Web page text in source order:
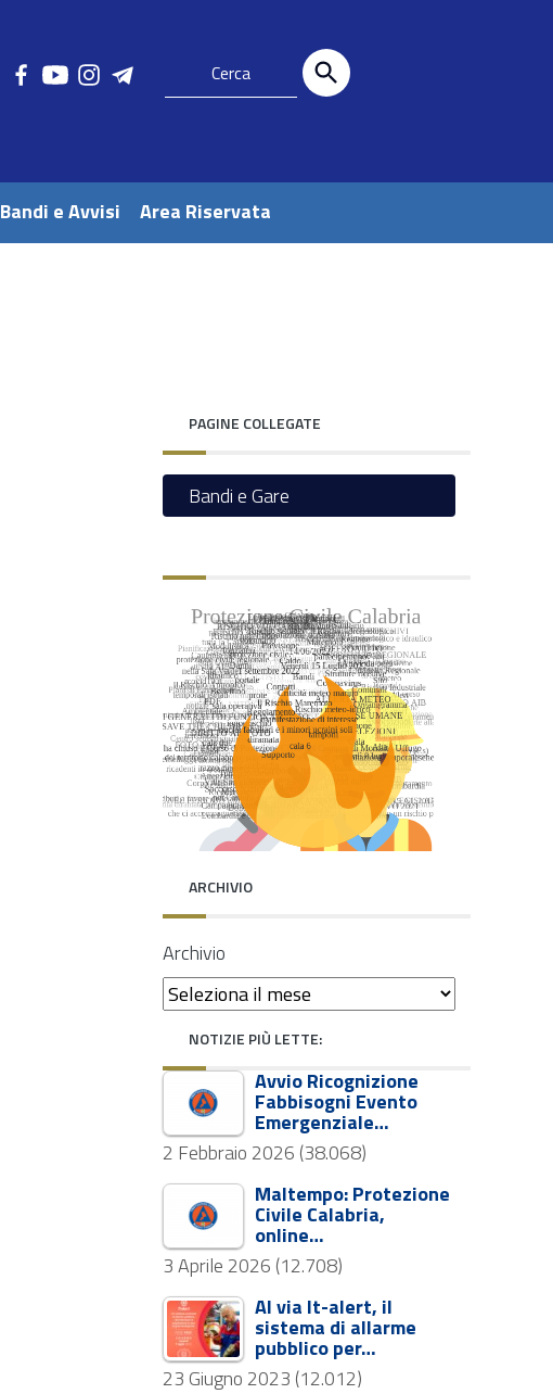
Bandi e Avvisi Area Riservata
PAGINE COLLEGATE
Bandi e Gare
ARCHIVIO
Archivio
NOTIZIE PIÙ LETTE:
Avvio Ricognizione
Fabbisogni Evento
Emergenziale…
2 Febbraio 2026 (38.068)
Maltempo: Protezione
Civile Calabria,
online…
3 Aprile 2026 (12.708)
Al via It-alert, il
sistema di allarme
pubblico per…
23 Giugno 2023 (12.012)